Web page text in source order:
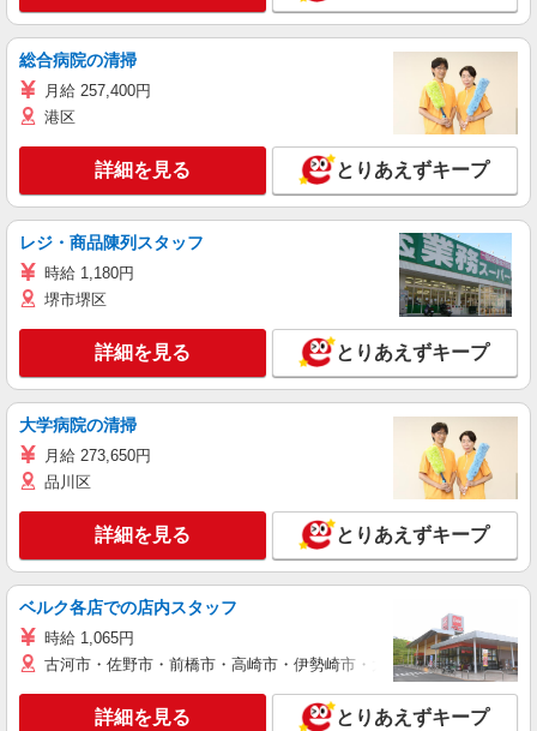
総合病院の清掃
月給 257,400円
港区
詳細を見る とりあえずキープ
レジ・商品陳列スタッフ
時給 1,180円
堺市堺区
詳細を見る とりあえずキープ
大学病院の清掃
月給 273,650円
品川区
詳細を見る とりあえずキープ
ベルク各店での店内スタッフ
時給 1,065円
古河市・佐野市・前橋市・高崎市・伊勢崎市・太田市・館林市・藤
詳細を見る とりあえずキープ